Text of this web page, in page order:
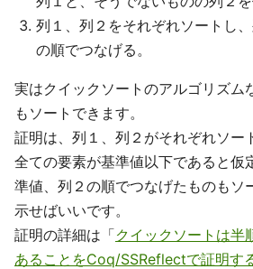
列１、列２をそれぞれソートし
の順でつなげる。
実はクイックソートのアルゴリズム
もソートできます。
証明は、列１、列２がそれぞれソー
全ての要素が基準値以下であると仮
準値、列２の順でつなげたものもソ
示せばいいです。
証明の詳細は「クイックソートは半
あることをCoq/SSReflectで証明す